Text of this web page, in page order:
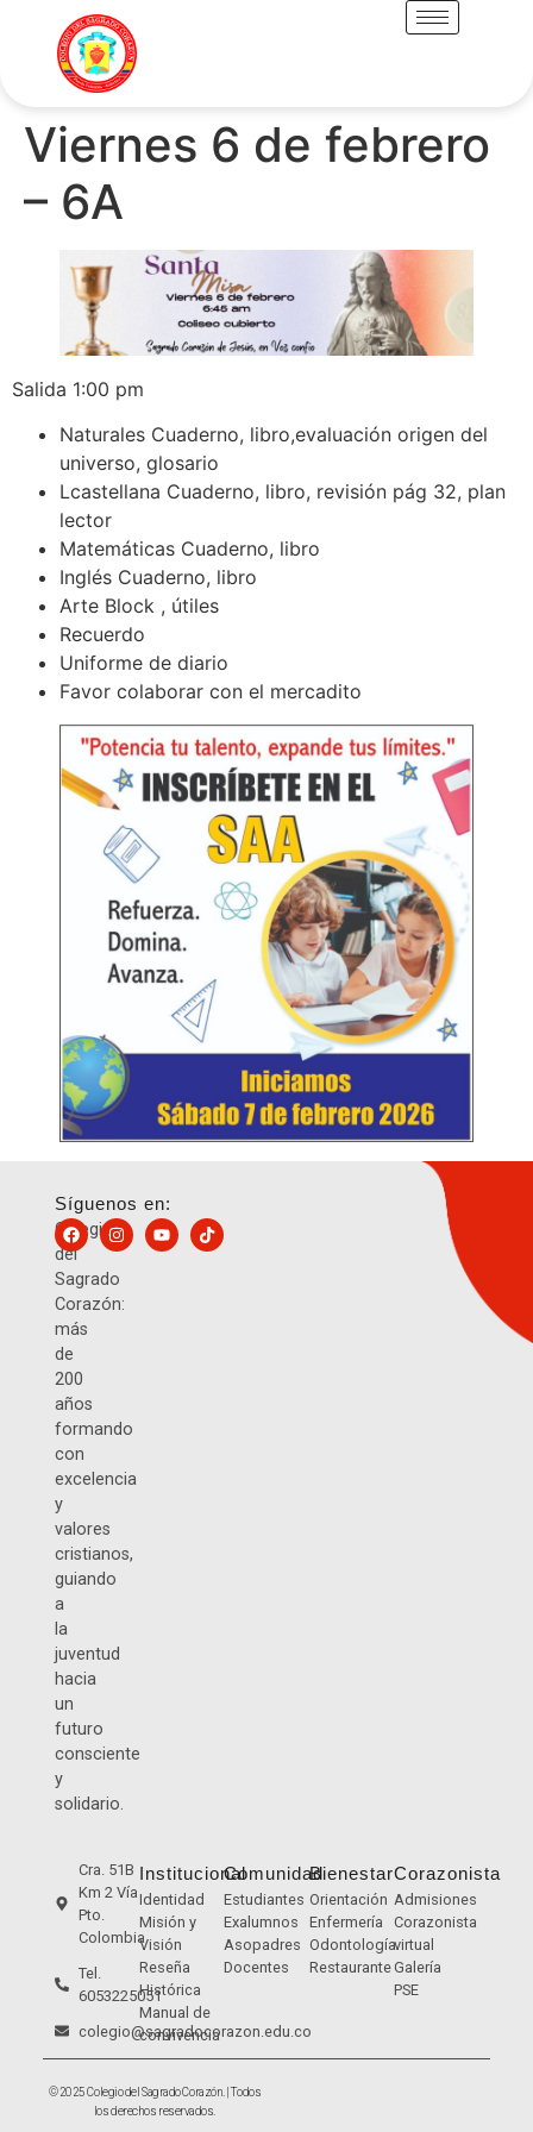
Viernes 6 de febrero
– 6A
Salida 1:00 pm
Naturales Cuaderno, libro,evaluación origen del
universo, glosario
Lcastellana Cuaderno, libro, revisión pág 32, plan
lector
Matemáticas Cuaderno, libro
Inglés Cuaderno, libro
Arte Block , útiles
Recuerdo
Uniforme de diario
Favor colaborar con el mercadito
Colegio
del
Sagrado
Corazón:
más
de
200
años
formando
con
excelencia
y
valores
cristianos,
guiando
a
la
juventud
hacia
un
futuro
consciente
y
solidario.
Síguenos en:
Cra. 51B
Km 2 Vía
Pto.
Colombia
Tel.
6053225051
colegio@sagradocorazon.edu.co
Institucional
Identidad
Misión y
Visión
Reseña
Histórica
Manual de
convivencia
Comunidad
Estudiantes
Exalumnos
Asopadres
Docentes
Bienestar
Orientación
Enfermería
Odontología
Restaurante
Corazonista
Admisiones
Corazonista
virtual
Galería
PSE
© 2025 Colegio del Sagrado Corazón. | Todos
los derechos reservados.